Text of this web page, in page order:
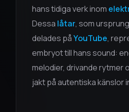
hans tidiga verk inom
Dessa låtar, som
delades påYouTube,
embryot till hans sound:
melodier, drivande rytmer
jakt på autentiska känslor